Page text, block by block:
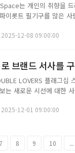
는 개인의 취향을
이롯트 필기구를 많은
성하였다. 1...
2025-12-08 09:00:00
브랜드 서사를
LOVERS 플래그십
는 새로운 시선에 대한
공간에 투영시켰다. 메탈
2025-12-01 09:00:00
7 8 9 10 ...